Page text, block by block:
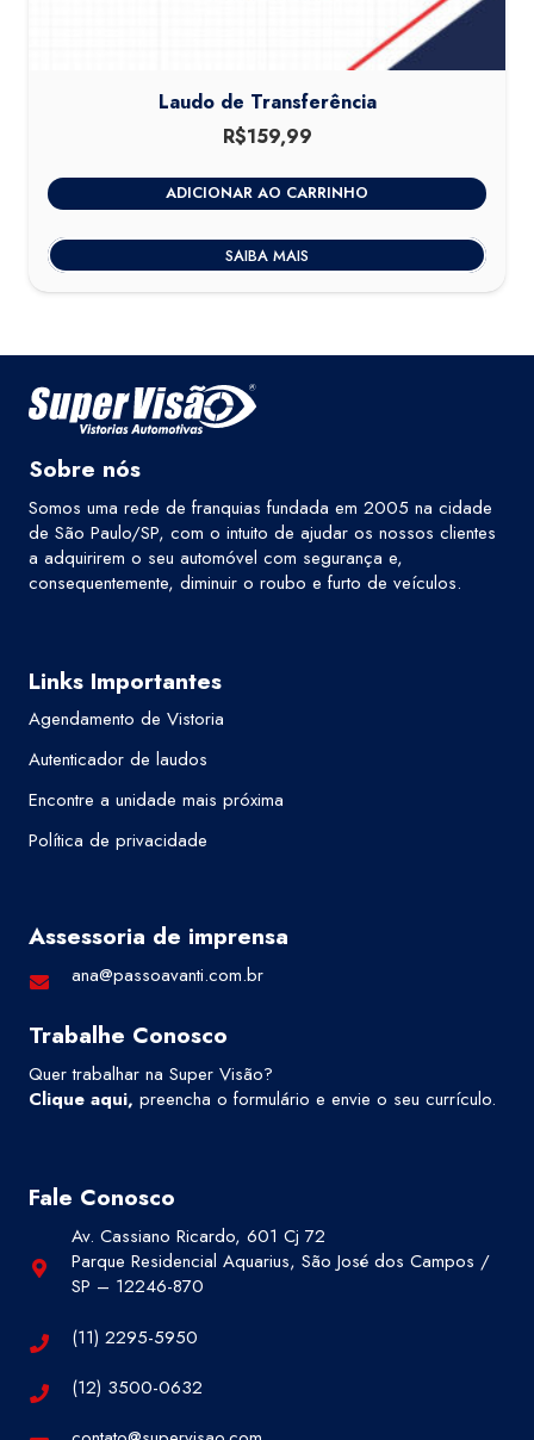
Laudo de Transferência
R$159,99
ADICIONAR AO CARRINHO
SAIBA MAIS
Sobre nós
Somos uma rede de franquias fundada em 2005 na cidade
de São Paulo/SP, com o intuito de ajudar os nossos clientes
a adquirirem o seu automóvel com segurança e,
consequentemente, diminuir o roubo e furto de veículos.
Links Importantes
Agendamento de Vistoria
Autenticador de laudos
Encontre a unidade mais próxima
Política de privacidade
Assessoria de imprensa
ana@passoavanti.com.br
Trabalhe Conosco
Quer trabalhar na Super Visão?
Clique aqui, preencha o formulário e envie o seu currículo.
Fale Conosco
Av. Cassiano Ricardo, 601 Cj 72
Parque Residencial Aquarius, São José dos Campos /
SP – 12246-870
(11) 2295-5950
(12) 3500-0632